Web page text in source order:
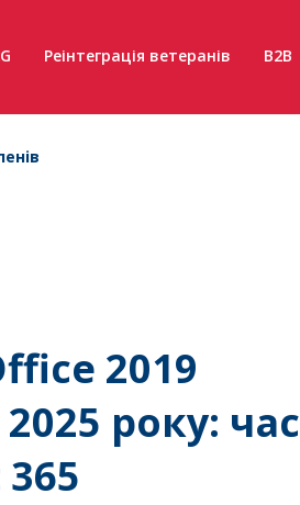
Реінтеграція ветеранів B2B
2019
року: час